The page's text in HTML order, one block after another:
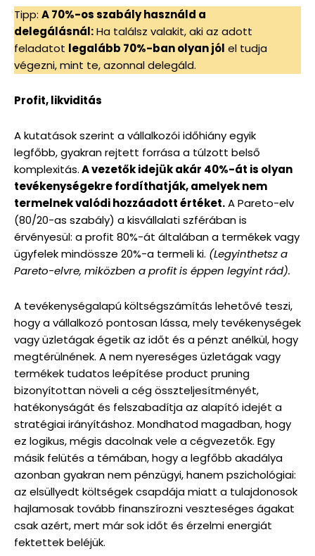
Tipp: A 70%-os szabály használd a
delegálásnál:Ha találsz valakit, aki az adott
feladatot legalább 70%-ban olyan jól el tudja
végezni, mint te, azonnal delegáld.
Profit, likviditás
A kutatások szerint a vállalkozói időhiány egyik
legfőbb, gyakran rejtett forrása a túlzott belső
komplexitás.A vezetők idejük akár 40%-át is olyan
tevékenységekre fordíthatják, amelyek nem
termelnek valódi hozzáadott értéket.A Pareto-elv
(80/20-as szabály) a kisvállalati szférában is
érvényesül: a profit 80%-át általában a termékek vagy
ügyfelek mindössze 20%-a termeli ki. (Legyinthetsz a
Pareto-elvre, miközben a profit is éppen legyint rád).
A tevékenységalapú költségszámítás lehetővé teszi,
hogy a vállalkozó pontosan lássa, mely tevékenységek
vagy üzletágak égetik az időt és a pénzt anélkül, hogy
megtérülnének. A nem nyereséges üzletágak vagy
termékek tudatos leépítése product pruning
bizonyítottan növeli a cég összteljesítményét,
hatékonyságát és felszabadítja az alapító idejét a
stratégiai irányításhoz. Mondhatod magadban, hogy
ez logikus, mégis dacolnak vele a cégvezetők. Egy
másik felütés a témában, hogy a legfőbb akadálya
azonban gyakran nem pénzügyi, hanem pszichológiai:
az elsüllyedt költségek csapdája miatt a tulajdonosok
hajlamosak tovább finanszírozni veszteséges ágakat
csak azért, mert már sok időt és érzelmi energiát
fektettek beléjük.